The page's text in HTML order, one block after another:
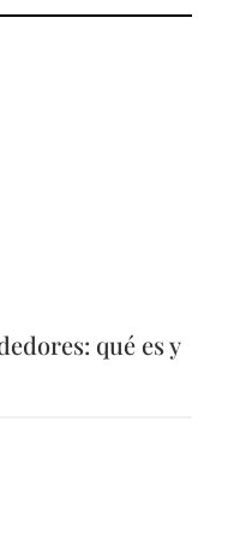
qué es y